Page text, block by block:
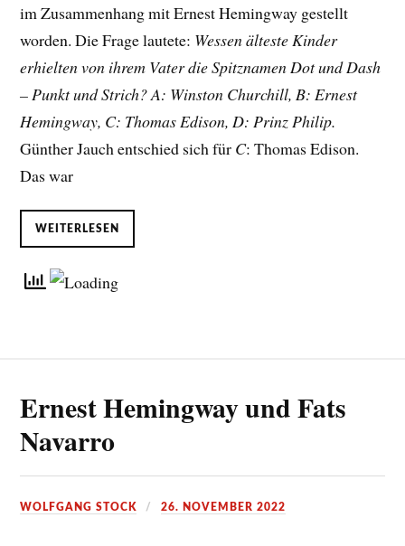
im Zusammenhang mit Ernest Hemingway gestellt
worden. Die Frage lautete: Wessen älteste Kinder
erhielten von ihrem Vater die Spitznamen Dot und Dash
– Punkt und Strich? A: Winston Churchill, B: Ernest
Hemingway, C: Thomas Edison, D: Prinz Philip.
Günther Jauch entschied sich für C: Thomas Edison.
Das war
WEITERLESEN
Ernest Hemingway und Fats
Navarro
WOLFGANG STOCK 26. NOVEMBER 2022